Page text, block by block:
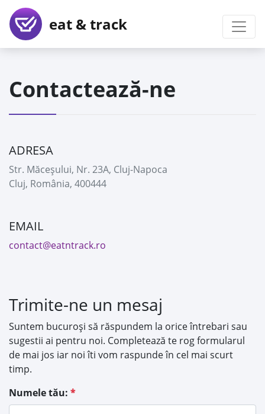
eat & track
Contactează-ne
ADRESA
Str. Măceșului, Nr. 23A, Cluj-Napoca
Cluj, România, 400444
EMAIL
contact@eatntrack.ro
Trimite-ne un mesaj
Suntem bucuroși să răspundem la orice întrebari sau
sugestii ai pentru noi. Completează te rog formularul
de mai jos iar noi îti vom raspunde în cel mai scurt
timp.
Numele tău: *